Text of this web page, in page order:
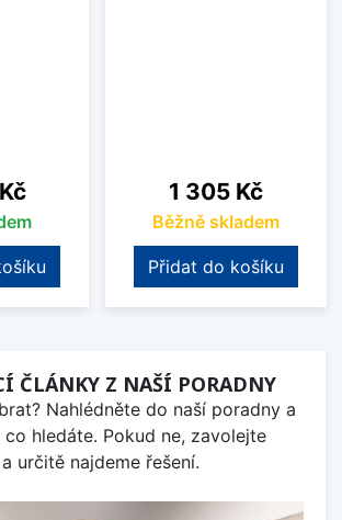
Cena
1 305 Kč
Běžně skladem
Přidat do košíku
ČLÁNKY Z NAŠÍ PORADNY
Nahlédněte do naší poradny a
co hledáte. Pokud ne, zavolejte
určitě najdeme řešení.